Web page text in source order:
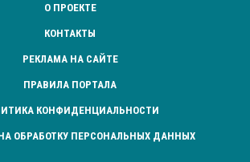
О ПРОЕКТЕ
КОНТАКТЫ
РЕКЛАМА НА САЙТЕ
ПРАВИЛА ПОРТАЛА
КОНФИДЕНЦИАЛЬНОСТИ
ОБРАБОТКУ ПЕРСОНАЛЬНЫХ ДАННЫХ